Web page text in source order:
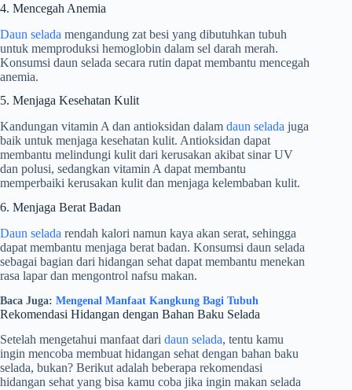
4. Mencegah Anemia
Daun selada mengandung zat besi yang dibutuhkan tubuh
untuk memproduksi hemoglobin dalam sel darah merah.
Konsumsi daun selada secara rutin dapat membantu mencegah
anemia.
5. Menjaga Kesehatan Kulit
Kandungan vitamin A dan antioksidan dalam daun selada juga
baik untuk menjaga kesehatan kulit. Antioksidan dapat
membantu melindungi kulit dari kerusakan akibat sinar UV
dan polusi, sedangkan vitamin A dapat membantu
memperbaiki kerusakan kulit dan menjaga kelembaban kulit.
6. Menjaga Berat Badan
Daun selada rendah kalori namun kaya akan serat, sehingga
dapat membantu menjaga berat badan. Konsumsi daun selada
sebagai bagian dari hidangan sehat dapat membantu menekan
rasa lapar dan mengontrol nafsu makan.
Baca Juga: Mengenal Manfaat Kangkung Bagi Tubuh
Rekomendasi Hidangan dengan Bahan Baku Selada
Setelah mengetahui manfaat dari daun selada, tentu kamu
ingin mencoba membuat hidangan sehat dengan bahan baku
selada, bukan? Berikut adalah beberapa rekomendasi
hidangan sehat yang bisa kamu coba jika ingin makan selada